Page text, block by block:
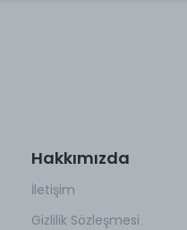
Hakkımızda
İletişim
Gizlilik Sözleşmesi